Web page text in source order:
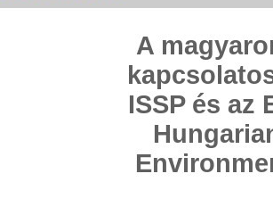
A
ISSP és az